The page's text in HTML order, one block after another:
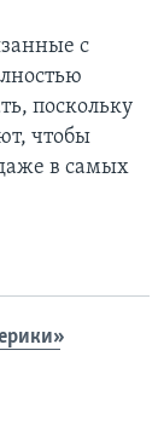
с
поскольку
чтобы
в самых